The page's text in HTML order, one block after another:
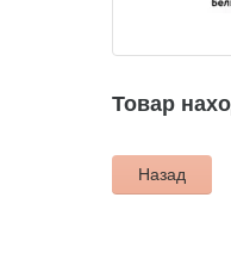
Товар
Назад